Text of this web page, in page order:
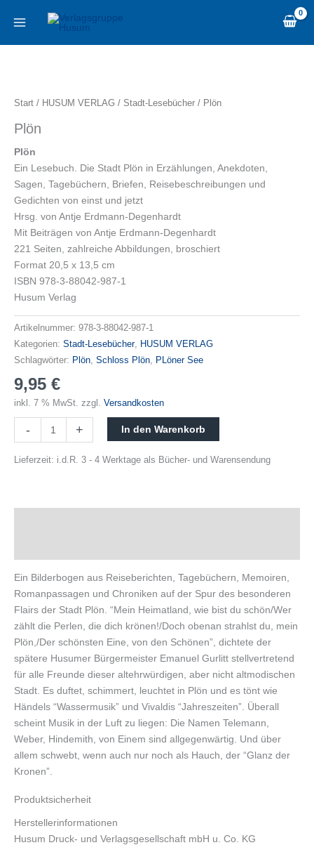
Inhalt
Start / HUSUM VERLAG / Stadt-Lesebücher / Plön
Plön
Plön
Ein Lesebuch. Die Stadt Plön in Erzählungen, Anekdoten,
Sagen, Tagebüchern, Briefen, Reisebeschreibungen und
Gedichten von einst und jetzt
Hrsg. von Antje Erdmann-Degenhardt
Mit Beiträgen von Antje Erdmann-Degenhardt
221 Seiten, zahlreiche Abbildungen, broschiert
Format 20,5 x 13,5 cm
ISBN 978-3-88042-987-1
Husum Verlag
Artikelnummer: 978-3-88042-987-1
Kategorien: Stadt-Lesebücher, HUSUM VERLAG
Schlagwörter: Plön, Schloss Plön, PLöner See
9,95 €
inkl. 7 % MwSt. zzgl. Versandkosten
- + In den Warenkorb
Lieferzeit: i.d.R. 3 - 4 Werktage als Bücher- und Warensendung
Ein Bilderbogen aus Reiseberichten, Tagebüchern, Memoiren,
Romanpassagen und Chroniken auf der Spur des besonderen
Flairs der Stadt Plön. “Mein Heimatland, wie bist du schön/Wer
zählt die Perlen, die dich krönen!/Doch obenan strahlst du, mein
Plön,/Der schönsten Eine, von den Schönen”, dichtete der
spätere Husumer Bürgermeister Emanuel Gurlitt stellvertretend
für alle Freunde dieser altehrwürdigen, aber nicht altmodischen
Stadt. Es duftet, schimmert, leuchtet in Plön und es tönt wie
Händels “Wassermusik” und Vivaldis “Jahreszeiten”. Überall
scheint Musik in der Luft zu liegen: Die Namen Telemann,
Weber, Hindemith, von Einem sind allgegenwärtig. Und über
allem schwebt, wenn auch nur noch als Hauch, der “Glanz der
Kronen”.
Produktsicherheit
Herstellerinformationen
Husum Druck- und Verlagsgesellschaft mbH u. Co. KG